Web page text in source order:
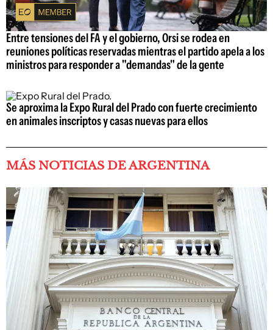
Entre tensiones del FA y el gobierno, Orsi se rodea en
reuniones políticas reservadas mientras el partido apela a los
ministros para responder a "demandas" de la gente
Se aproxima la Expo Rural del Prado con fuerte crecimiento
en animales inscriptos y casas nuevas para ellos
MÁS NOTICIAS DE ARGENTINA